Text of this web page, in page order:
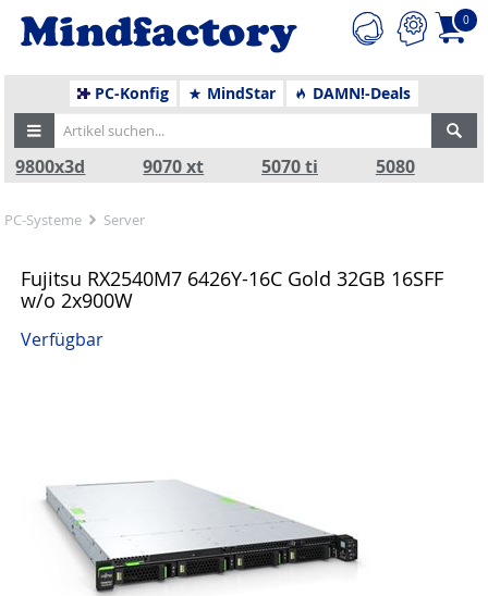
0
PC-Konfig MindStar DAMN!-Deals
9800x3d 9070 xt 5070 ti 5080
PC-Systeme Server
Fujitsu RX2540M7 6426Y-16C Gold 32GB 16SFF
w/o 2x900W
Verfügbar